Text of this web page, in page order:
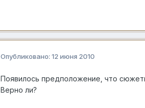
Опубликовано: 12 июня 2010
Появилось предположение, что
Верно ли?